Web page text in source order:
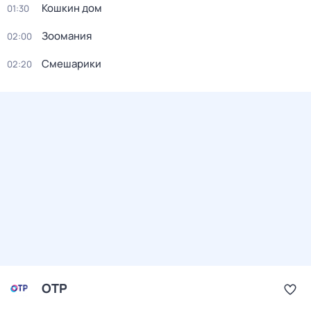
01:30 Кошкин дом
02:00 Зоомания
02:20 Смешарики
ОТР